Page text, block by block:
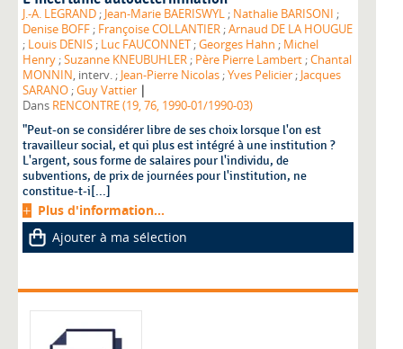
J.-A. LEGRAND ; Jean-Marie BAERISWYL ; Nathalie BARISONI ;
Denise BOFF ; Françoise COLLANTIER ;Arnaud DE LA HOUGUE
; Louis DENIS ; Luc FAUCONNET ;Georges Hahn ; Michel
Henry ;Suzanne KNEUBUHLER ; Père Pierre Lambert ;Chantal
MONNIN
, interv. ; Jean-Pierre Nicolas ;Yves Pelicier ; Jacques
SARANO ;Guy Vattier |
Dans RENCONTRE (19, 76, 1990-01/1990-03)
"Peut-on se considérer libre de ses choix lorsque l'on est
travailleur social, et qui plus est intégré à une institution ?
L'argent, sous forme de salaires pour l'individu, de
subventions, de prix de journées pour l'institution, ne
constitue-t-i[...]
Plus d'information...
Ajouter à ma sélection